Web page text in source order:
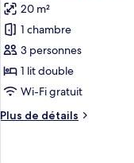
Junior,
balcon,
vue
jardin
photos
pour
ce
type
de
chambre :
Chambre
20 m²
1 chambre
3 personnes
1 lit double
Wi-Fi gratuit
Plus de détails
Plus